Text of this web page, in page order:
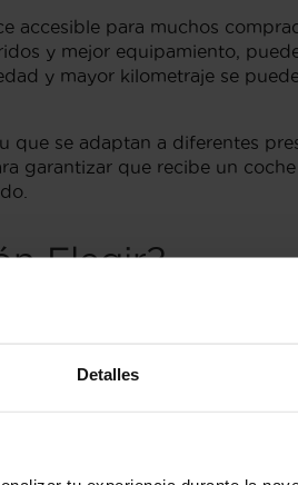
Detalles
accesible para muchos
y mejor equipamiento,
y mayor kilometraje se
se adaptan a diferentes
garantizar que recibe un
Elegir?
como una opción
un equilibrio casi perfecto
segmento D.
Malibu
las necesidades de todo